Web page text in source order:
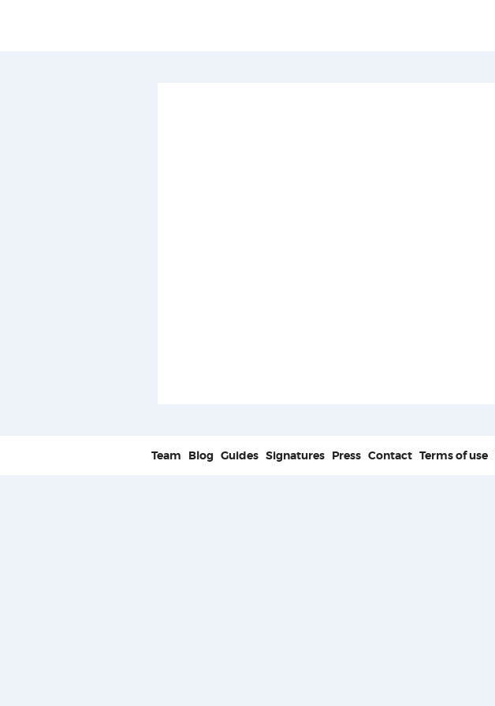
Team Blog Guides Signatures Press Contact Terms of use